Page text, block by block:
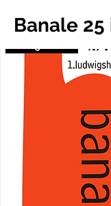
Banale 25